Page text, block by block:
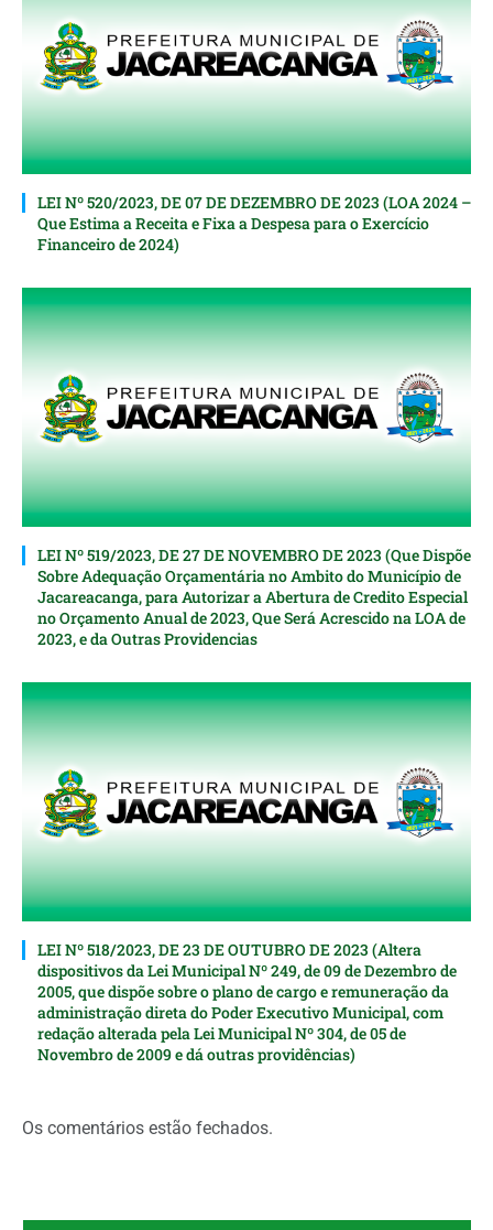
LEI Nº 520/2023, DE 07 DE DEZEMBRO DE 2023 (LOA 2024 –
Que Estima a Receita e Fixa a Despesa para o Exercício
Financeiro de 2024)
LEI Nº 519/2023, DE 27 DE NOVEMBRO DE 2023 (Que Dispõe
Sobre Adequação Orçamentária no Ambito do Município de
Jacareacanga, para Autorizar a Abertura de Credito Especial
nо Orçamento Anual de 2023, Que Será Acrescido na LOA de
2023, e da Outras Providencias
LEI Nº 518/2023, DE 23 DE OUTUBRO DE 2023 (Altera
dispositivos da Lei Municipal Nº 249, de 09 de Dezembro de
2005, que dispõe sobre o plano de cargo e remuneração da
administração direta do Poder Executivo Municipal, com
redação alterada pela Lei Municipal Nº 304, de 05 de
Novembro de 2009 e dá outras providências)
Os comentários estão fechados.